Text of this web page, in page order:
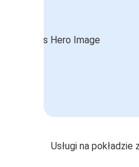
Usługi na